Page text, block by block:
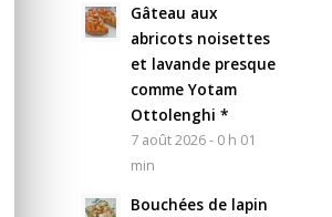
Gâteau aux
abricots noisettes
et lavande presque
comme Yotam
Ottolenghi *
7 août 2026 - 0 h 01
min
Bouchées de lapin